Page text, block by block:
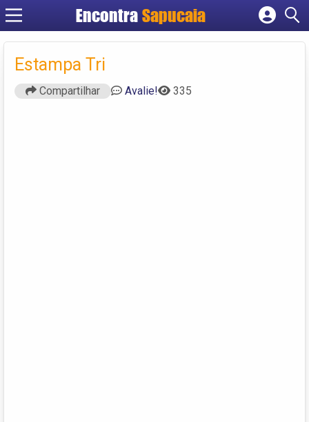
Encontra
Cadastrar empresa
Estampa Tri
Compartilhar Avalie! 335